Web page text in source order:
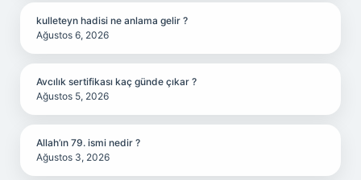
kulleteyn hadisi ne anlama gelir ?
Ağustos 6, 2026
Avcılık sertifikası kaç günde çıkar ?
Ağustos 5, 2026
Allah’ın 79. ismi nedir ?
Ağustos 3, 2026